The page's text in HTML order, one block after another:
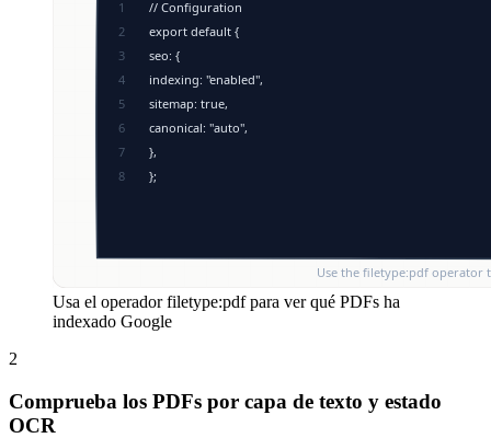
Usa el operador filetype:pdf para ver qué PDFs ha
indexado Google
2
Comprueba los PDFs por capa de texto y estado
OCR